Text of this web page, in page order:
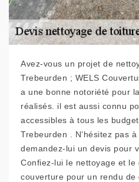
Avez-vous un projet de
Trebeurden ; WELS
a une bonne notoriété pour
réalisés. il est aussi connu
accessibles à tous les
Trebeurden . N’hésitez pas
demandez-lui un devis pour
Confiez-lui le nettoyage et le
couverture pour un rendu de